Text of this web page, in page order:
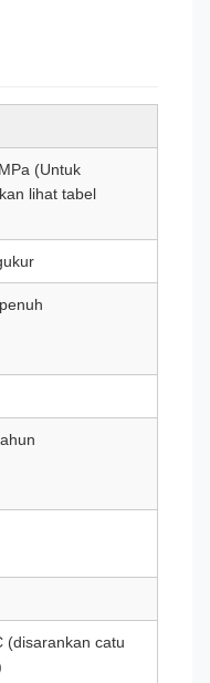
(Untuk
lihat tabel
(disarankan catu